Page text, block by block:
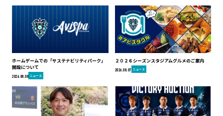
ホームゲームでの「サステナビリティパーク」
開設について
2026.08.08 ニュース
２０２６シーズンスタジアムグルメのご案内
2026.08.07 ニュース